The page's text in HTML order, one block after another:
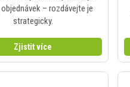
– rozdávejte je
strategicky.
Zjistit více